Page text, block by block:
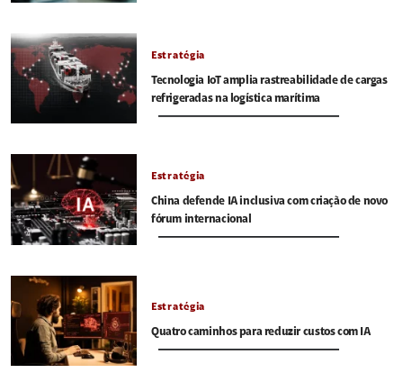
Estratégia
Tecnologia IoT amplia rastreabilidade de cargas
refrigeradas na logística marítima
Estratégia
China defende IA inclusiva com criação de novo
fórum internacional
Estratégia
Quatro caminhos para reduzir custos com IA